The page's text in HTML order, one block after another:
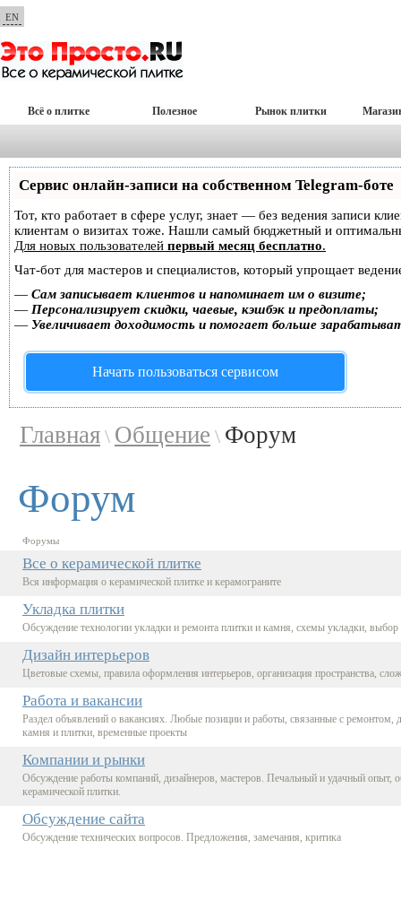
EN
Всё о плитке Полезное Рынок плитки
Сервис онлайн-записи на собственном Telegram-боте
Тот, кто работает в сфере услуг, знает — без ведения записи
клиентам о визитах тоже. Нашли самый бюджетный и
Для новых пользователей первый месяц бесплатно.
Чат-бот для мастеров и специалистов, который упрощает
— Сам записывает клиентов и напоминает им о визите;
— Персонализирует скидки, чаевые, кэшбэк и предоплаты;
— Увеличивает доходимость и помогает больше
Начать пользоваться сервисом
Главная \ Общение \ Форум
Форум
Форумы
Все о керамической плитке
Вся информация о керамической плитке и керамограните
Укладка плитки
Обсуждение технологии укладки и ремонта плитки и камня, схемы укладки, выбор
Дизайн интерьеров
Цветовые схемы, правила оформления интерьеров, организация пространства,
Работа и вакансии
Раздел объявлений о вакансиях. Любые позиции и работы, связанные с ремонтом,
камня и плитки, временные проекты
Компании и рынки
Обсуждение работы компаний, дизайнеров, мастеров. Печальный и удачный опыт,
керамической плитки.
Обсуждение сайта
Обсуждение технических вопросов. Предложения, замечания, критика